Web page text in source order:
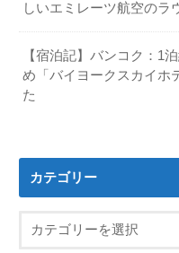
しいエミレーツ航空のラ
【宿泊記】バンコク：1
め「バイヨークスカイホ
た
カテゴリー